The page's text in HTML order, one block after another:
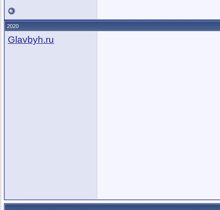
2020
Glavbyh.ru